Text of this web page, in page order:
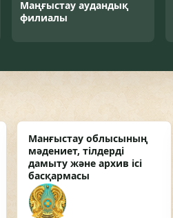
Маңғыстау аудандық
филиалы
Манғыстау облысының
мәдениет, тілдерді
дамыту және архив ісі
басқармасы